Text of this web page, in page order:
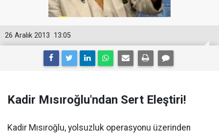
13:05
26 Aralık 2013
Kadir Mısıroğlu'ndan Sert Eleştiri!
Kadir Mısıroğlu, yolsuzluk operasyonu üzerinden